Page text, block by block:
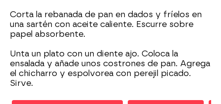
Corta la rebanada de pan en dados y fríelos en
una sartén con aceite caliente. Escurre sobre
papel absorbente.
Unta un plato con un diente ajo. Coloca la
ensalada y añade unos costrones de pan. Agrega
el chicharro y espolvorea con perejil picado.
Sirve.